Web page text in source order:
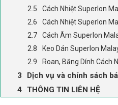
Cách Nhiệt Superlon
Cách Nhiệt Superlon
Cách Âm Superlon
Keo Dán Superlon
Roan, Băng Dính Cách
Dịch vụ và chính sách
THÔNG TIN LIÊN HỆ